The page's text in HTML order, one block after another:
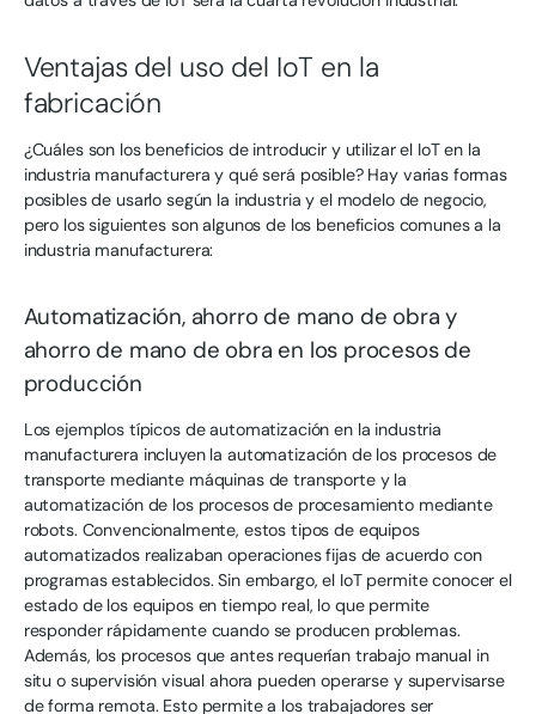
Ventajas del uso del IoT en la
fabricación
¿Cuáles son los beneficios de introducir y utilizar el IoT en la
industria manufacturera y qué será posible? Hay varias formas
posibles de usarlo según la industria y el modelo de negocio,
pero los siguientes son algunos de los beneficios comunes a la
industria manufacturera:
Automatización, ahorro de mano de obra y
ahorro de mano de obra en los procesos de
producción
Los ejemplos típicos de automatización en la industria
manufacturera incluyen la automatización de los procesos de
transporte mediante máquinas de transporte y la
automatización de los procesos de procesamiento mediante
robots. Convencionalmente, estos tipos de equipos
automatizados realizaban operaciones fijas de acuerdo con
programas establecidos. Sin embargo, el IoT permite conocer el
estado de los equipos en tiempo real, lo que permite
responder rápidamente cuando se producen problemas.
Además, los procesos que antes requerían trabajo manual in
situ o supervisión visual ahora pueden operarse y supervisarse
de forma remota. Esto permite a los trabajadores ser